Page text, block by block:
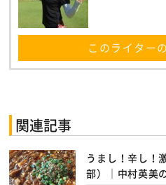
このライター
関連記事
うまし！辛し！
部）│中村英美